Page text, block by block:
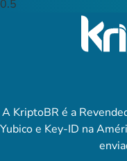
A KriptoBR é a
Yubico e Key-ID na